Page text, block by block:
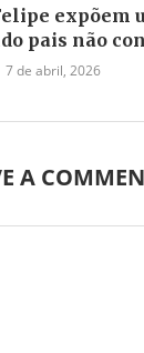
expõem
pais não
7 de abril, 2026
A